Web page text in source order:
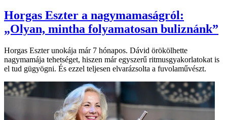
Horgas Eszter a nagymamaságról:
„Olyan, mintha folyamatosan buliznánk”
Horgas Eszter unokája már 7 hónapos. Dávid örökölhette
nagymamája tehetséget, hiszen már egyszerű ritmusgyakorlatokat is
el tud gügyögni. És ezzel teljesen elvarázsolta a fuvolaművészt.